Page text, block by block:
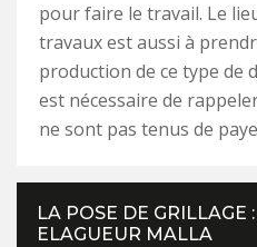
pour faire le travail. Le
travaux est aussi à
production de ce type de
est nécessaire de
ne sont pas tenus de
LA POSE DE GRILLAGE
ELAGUEUR MALLA